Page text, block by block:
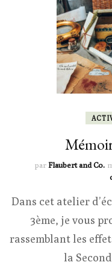
parFlaubert and Co.
Dans cet atelier
3ème, je vous
rassemblant les
la